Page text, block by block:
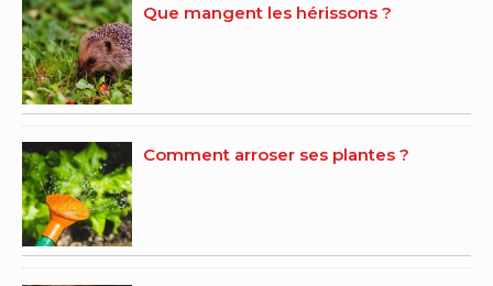
Que mangent les hérissons ?
Comment arroser ses plantes ?